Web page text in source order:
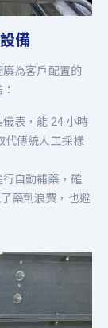
備
為客戶配置的
表，能 24 小時
代傳統人工採樣
自動補藥，確
藥劑浪費，也避